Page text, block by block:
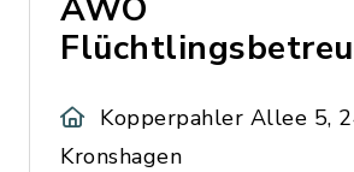
AWO
Kopperpahler Allee 5,
Kronshagen